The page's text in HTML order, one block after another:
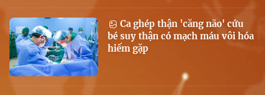
Ca ghép thận 'căng não' cứu
bé suy thận có mạch máu vôi hóa
hiếm gặp